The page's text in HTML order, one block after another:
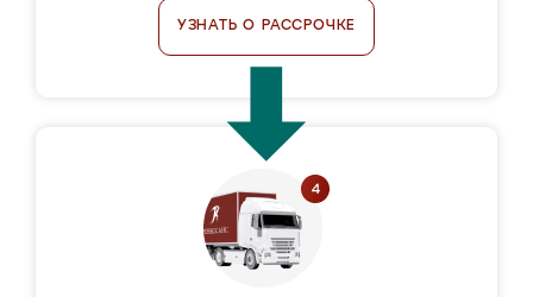
УЗНАТЬ О РАССРОЧКЕ